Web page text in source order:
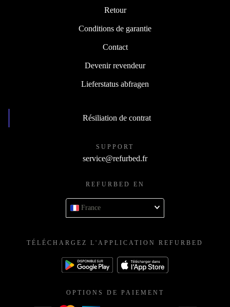
Retour
Conditions de garantie
Contact
Devenir revendeur
Lieferstatus abfragen
Résiliation de contrat
SUPPORT
service@refurbed.fr
REFURBED EN
France
TÉLÉCHARGEZ L'APPLICATION REFURBED
OPTIONS DE PAIEMENT